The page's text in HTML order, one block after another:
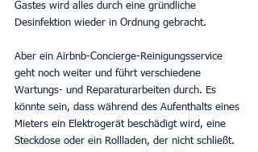
Gastes wird alles durch eine gründliche
Desinfektion wieder in Ordnung gebracht.
Aber ein Airbnb-Concierge-Reinigungsservice
geht noch weiter und führt verschiedene
Wartungs- und Reparaturarbeiten durch. Es
könnte sein, dass während des Aufenthalts eines
Mieters ein Elektrogerät beschädigt wird, eine
Steckdose oder ein Rollladen, der nicht schließt.